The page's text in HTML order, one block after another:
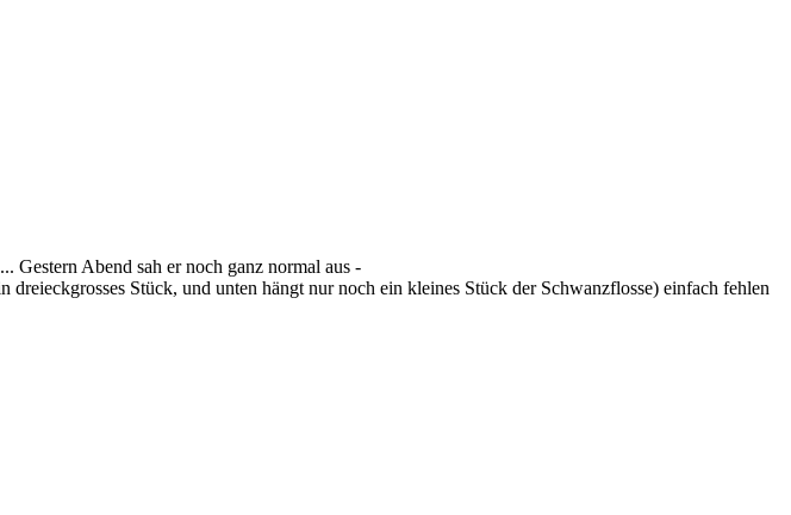
Gestern Abend sah er noch ganz normal aus -
Stück, und unten hängt nur noch ein kleines Stück der Schwanzflosse) einfach fehlen